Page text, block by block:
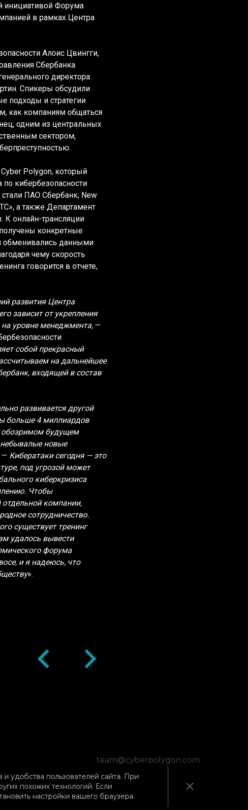
инициативой Форума
в рамках Центра
Алоис Цвингги,
Сбербанка
директора
. Спикеры обсудили
подходы и стратегии
как компаниям общаться
одним из центральных
сектором,
Polygon, который
кибербезопасности
ПАО Сбербанк, New
а также Департамент
онлайн-трансляции
конкретные
обменивались данными
чему скорость
говорится в отчете,
развития Центра
зависит от укрепления
на уровне менеджмента, —
собой прекрасный
на дальнейшее
входящей в состав
развивается другой
больше 4 миллиардов
обозримом будущем
небывалые новые
— Кибератаки сегодня — это
под угрозой может
киберкризиса
Чтобы
компании,
сотрудничество.
существует тренинг
удалось вывести
форума
и я надеюсь, что
».
team@cyberpolygon.com
удобства пользователей сайта. При
похожих технологий. Если
настройки вашего браузера.